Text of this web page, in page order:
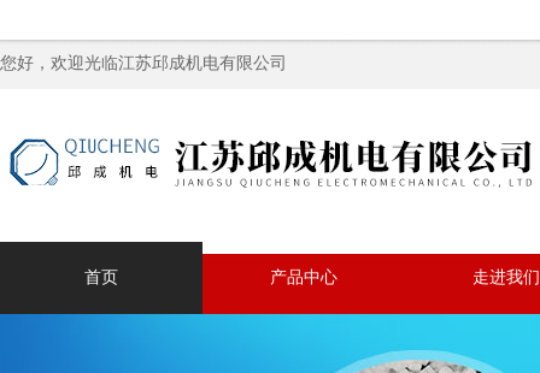
您好，欢迎光临江苏邱成机电有限公司
首页 产品中心 走进我们